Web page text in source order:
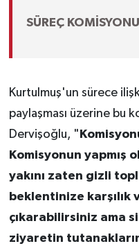
SÜREÇ
Kurtulmuş'un sürece
paylaşması üzerine bu
Dervişoğlu, "
Komisyonun yapmış
yakını zaten gizli
beklentinize karşılık
çıkarabilirsiniz ama
ziyaretin